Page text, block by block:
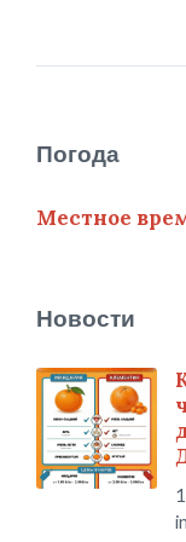
Погода
Местное
Новости
in